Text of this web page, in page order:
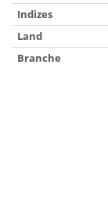
Indizes
Land
Branche